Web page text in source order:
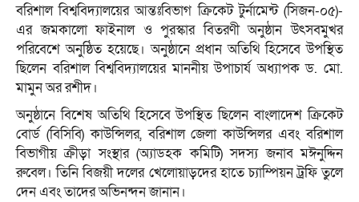
বরিশাল বিশ্ববিদ্যালয়ের আন্তঃবিভাগ ক্রিকেট টুর্নামেন্ট (সিজন-০৫)-
এর জমকালো ফাইনাল ও পুরস্কার বিতরণী অনুষ্ঠান উৎসবমুখর
পরিবেশে অনুষ্ঠিত হয়েছে। অনুষ্ঠানে প্রধান অতিথি হিসেবে উপস্থিত
ছিলেন বরিশাল বিশ্ববিদ্যালয়ের মাননীয় উপাচার্য অধ্যাপক ড. মো.
মামুন অর রশীদ।
অনুষ্ঠানে বিশেষ অতিথি হিসেবে উপস্থিত ছিলেন বাংলাদেশ ক্রিকেট
বোর্ড (বিসিবি) কাউন্সিলর, বরিশাল জেলা কাউন্সিলর এবং বরিশাল
বিভাগীয় ক্রীড়া সংস্থার (অ্যাডহক কমিটি) সদস্য জনাব মঈনুদ্দিন
রুবেল। তিনি বিজয়ী দলের খেলোয়াড়দের হাতে চ্যাম্পিয়ন ট্রফি তুলে
দেন এবং তাদের অভিনন্দন জানান।